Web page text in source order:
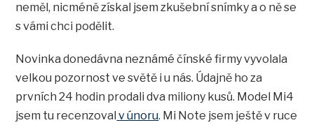
neměl, nicméně získal jsem zkušební snímky a o ně se
s vámi chci podělit.
Novinka donedávna neznámé čínské firmy vyvolala
velkou pozornost ve světě i u nás. Údajně ho za
prvních 24 hodin prodali dva miliony kusů. Model Mi4
jsem tu recenzoval v únoru. Mi Note jsem ještě v ruce